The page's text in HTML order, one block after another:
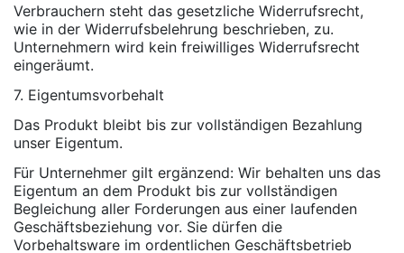
Verbrauchern steht das gesetzliche Widerrufsrecht,
wie in der Widerrufsbelehrung beschrieben, zu.
Unternehmern wird kein freiwilliges Widerrufsrecht
eingeräumt.
7. Eigentumsvorbehalt
Das Produkt bleibt bis zur vollständigen Bezahlung
unser Eigentum.
Für Unternehmer gilt ergänzend: Wir behalten uns das
Eigentum an dem Produkt bis zur vollständigen
Begleichung aller Forderungen aus einer laufenden
Geschäftsbeziehung vor. Sie dürfen die
Vorbehaltsware im ordentlichen Geschäftsbetrieb